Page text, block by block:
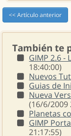
<< Artículo anterior
También te
GIMP 2.6 -
18:40:00)
Nuevos
Guias de
Nueva
(16/6/2009
Planetas
GIMP
21:17:55)